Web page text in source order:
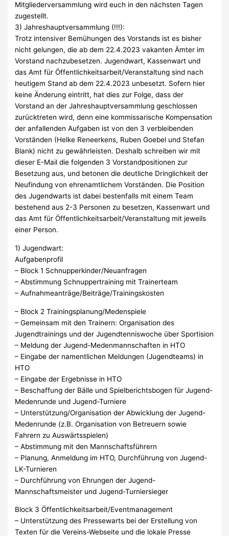
Mitgliederversammlung wird euch in den nächsten Tagen
zugestellt.
3) Jahreshauptversammlung (!!!):
Trotz intensiver Bemühungen des Vorstands ist es bisher
nicht gelungen, die ab dem 22.4.2023 vakanten Ämter im
Vorstand nachzubesetzen. Jugendwart, Kassenwart und
das Amt für Öffentlichkeitsarbeit/Veranstaltung sind nach
heutigem Stand ab dem 22.4.2023 unbesetzt. Sofern hier
keine Änderung eintritt, hat dies zur Folge, dass der
Vorstand an der Jahreshauptversammlung geschlossen
zurücktreten wird, denn eine kommissarische Kompensation
der anfallenden Aufgaben ist von den 3 verbleibenden
Vorständen (Helke Reneerkens, Ruben Goebel und Stefan
Blank) nicht zu gewährleisten. Deshalb schreiben wir mit
dieser E-Mail die folgenden 3 Vorstandpositionen zur
Besetzung aus, und betonen die deutliche Dringlichkeit der
Neufindung von ehrenamtlichem Vorständen. Die Position
des Jugendwarts ist dabei bestenfalls mit einem Team
bestehend aus 2-3 Personen zu besetzen, Kassenwart und
das Amt für Öffentlichkeitsarbeit/Veranstaltung mit jeweils
einer Person.
1) Jugendwart:
Aufgabenprofil
– Block 1 Schnupperkinder/Neuanfragen
– Abstimmung Schnuppertraining mit Trainerteam
– Aufnahmeanträge/Beiträge/Trainingskosten
– Block 2 Trainingsplanung/Medenspiele
– Gemeinsam mit den Trainern: Organisation des
Jugendtrainings und der Jugendtenniswoche über Sportision
– Meldung der Jugend-Medenmannschaften in HTO
– Eingabe der namentlichen Meldungen (Jugendteams) in
HTO
– Eingabe der Ergebnisse in HTO
– Beschaffung der Bälle und Spielberichtsbogen für Jugend-
Medenrunde und Jugend-Turniere
– Unterstützung/Organisation der Abwicklung der Jugend-
Medenrunde (z.B. Organisation von Betreuern sowie
Fahrern zu Auswärtsspielen)
– Abstimmung mit den Mannschaftsführern
– Planung, Anmeldung im HTO, Durchführung von Jugend-
LK-Turnieren
– Durchführung von Ehrungen der Jugend-
Mannschaftsmeister und Jugend-Turniersieger
Block 3 Öffentlichkeitsarbeit/Eventmanagement
– Unterstützung des Pressewarts bei der Erstellung von
Texten für die Vereins-Webseite und die lokale Presse